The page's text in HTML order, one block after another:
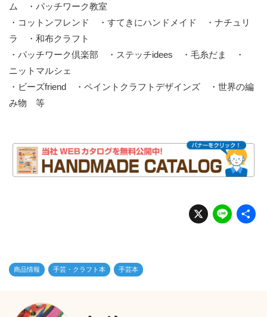
ム ・パッチワーク教室
・コットンフレンド ・すてきにハンドメイド ・ナチュリ
ラ ・和布クラフト
・パッチワーク倶楽部 ・ステッチidees ・毛糸だま ・
ニットマルシェ
・ビーズfriend ・ペイントクラフトデザインズ ・世界の編
み物 等
X Li
n
商品情報 手芸・クラフト本 手芸本